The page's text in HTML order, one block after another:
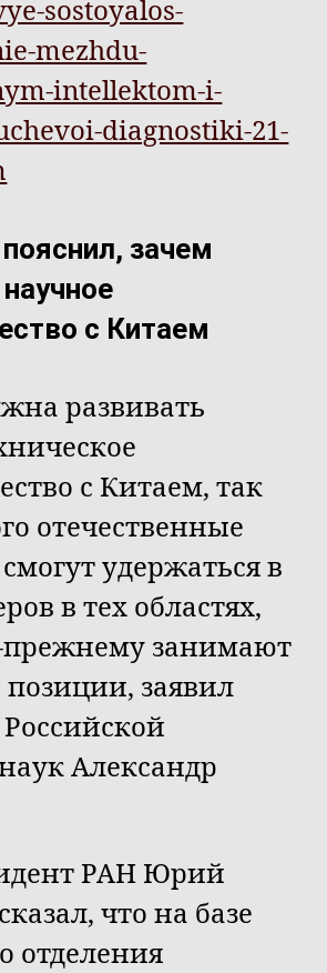
sostoyalos-
mezhdu-
intellektom-i-
diagnostiki-21-
зачем
с Китаем
развивать
с Китаем, так
отечественные
удержаться в
в тех областях,
прежнему занимают
заявил
Александр
РАН Юрий
что на базе
отделения